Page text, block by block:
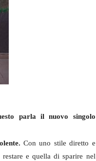
parla il nuovo singolo
Con uno stile diretto e
e quella di sparire nel